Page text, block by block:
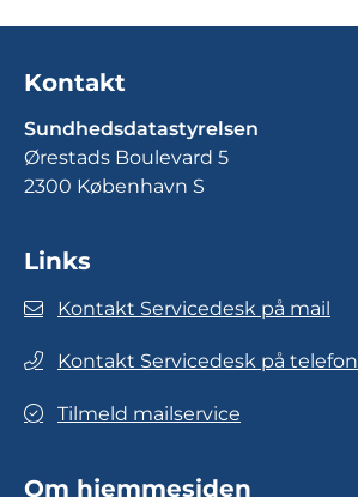
Kontakt
Sundhedsdatastyrelsen
Ørestads Boulevard 5
2300 København S
Links
Kontakt Servicedesk på mail
Kontakt Servicedesk på telefon
Tilmeld mailservice
Om hjemmesiden